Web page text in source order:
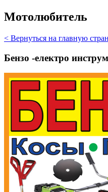
Мотолюбитель
< Вернуться на главную
Бензо -електро